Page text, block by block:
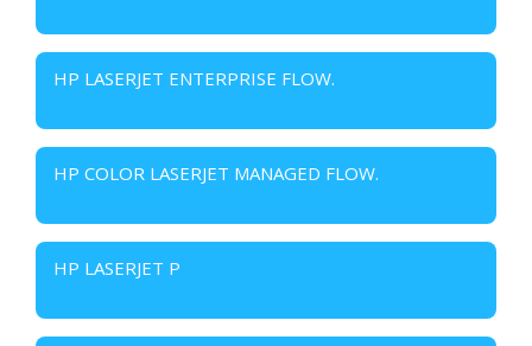
HP LASERJET ENTERPRISE FLOW.
HP COLOR LASERJET MANAGED FLOW.
HP LASERJET P